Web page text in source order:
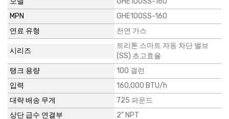
MPN
GHE100SS-160
연료 유형
천연 가스
시리즈
트리톤 스마트 자동 차단 밸브
(SS) 초고효율
탱크 용량
100 갤런
입력
160,000 BTU/h
대략 배송 무게
725 파운드
상단 급수 연결부
2" NPT